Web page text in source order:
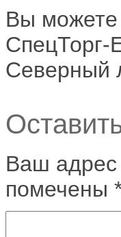
Вы можете
СпецТорг-
Северный
Ваш адрес
помечены